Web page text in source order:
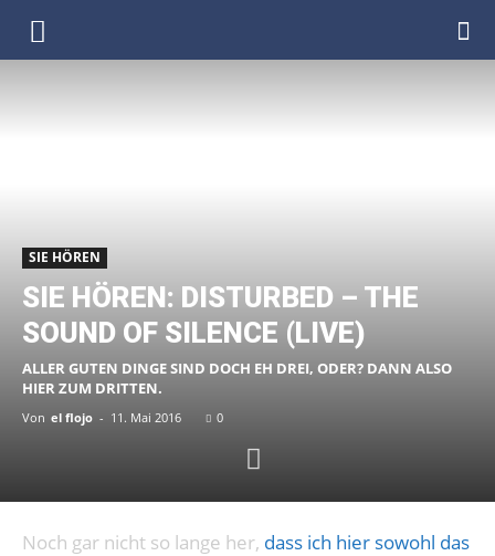
SIE HÖREN
SIE HÖREN: DISTURBED – THE
SOUND OF SILENCE (LIVE)
ALLER GUTEN DINGE SIND DOCH EH DREI, ODER? DANN ALSO
HIER ZUM DRITTEN.
Von el flojo - 11. Mai 2016 0
Noch gar nicht so lange her, dass ich hier sowohl das